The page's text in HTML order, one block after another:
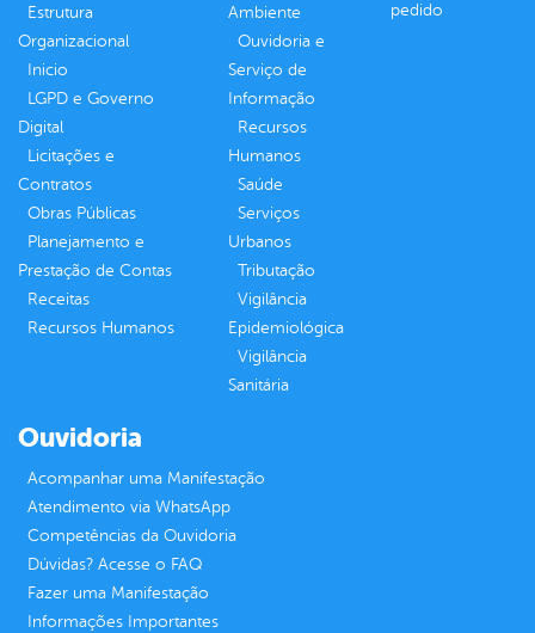
Estrutura
Organizacional
Inicio
LGPD e Governo
Digital
Licitações e
Contratos
Obras Públicas
Planejamento e
Prestação de Contas
Receitas
Recursos Humanos
Ambiente
Ouvidoria e
Serviço de
Informação
Recursos
Humanos
Saúde
Serviços
Urbanos
Tributação
Vigilância
Epidemiológica
Vigilância
Sanitária
pedido
Ouvidoria
Acompanhar uma Manifestação
Atendimento via WhatsApp
Competências da Ouvidoria
Dúvidas? Acesse o FAQ
Fazer uma Manifestação
Informações Importantes